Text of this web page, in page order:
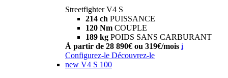
Streetfighter V4 S
214 ch PUISSANCE
120 Nm COUPLE
189 kg POIDS SANS CARBURANT
À partir de 28 890€ ou 319€/mois i
Configurez-le Découvrez-le
new V4 S 100